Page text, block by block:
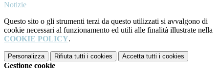
Notizie
Questo sito o gli strumenti terzi da questo utilizzati si avvalgono di
cookie necessari al funzionamento ed utili alle finalità illustrate nella
COOKIE POLICY.
Personalizza Rifiuta tutti i cookies Accetta tutti i cookies
Gestione cookie